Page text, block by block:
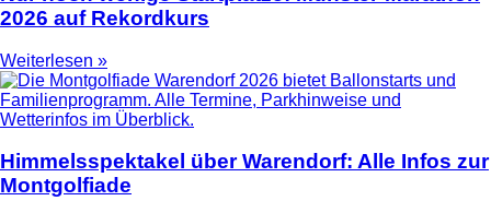
2026 auf Rekordkurs
Weiterlesen »
Himmelsspektakel über Warendorf: Alle Infos zur
Montgolfiade